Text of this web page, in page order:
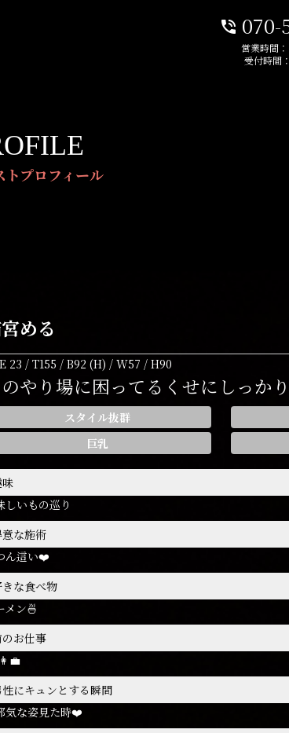
phone_in_talk 070-
営業時間
受付時間
トプロフィール
める
23 / T155 / B92 (H) / W57 / H90
やり場に困ってるくせにしっか
スタイル抜群
巨乳
しいもの巡り
な施術
ん這い❤️
な食べ物
メン🍜
お仕事
にキュンとする瞬間
気な姿見た時❤️